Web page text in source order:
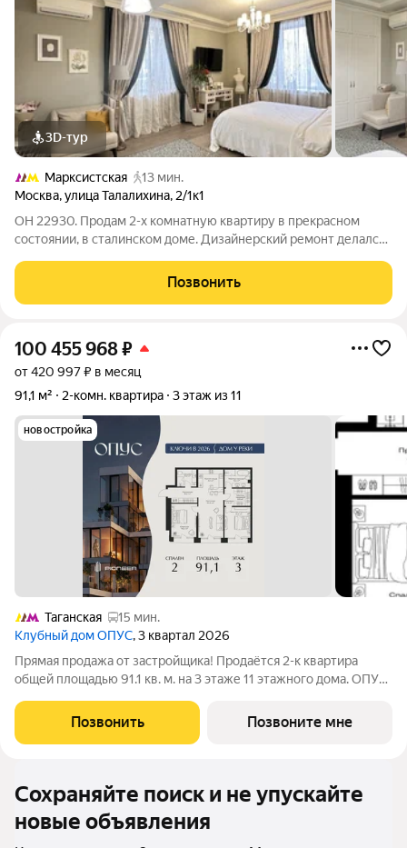
3D-тур
Марксистская
13 мин.
Москва,улица Талалихина, 2/1к1
ОН 22930. Продам 2-х комнатную квартиру в прекрасном
состоянии, в сталинском доме. Дизайнерский ремонт делался
Окна выходят во двор, на две стороны дома. Дом находится на
второй линии ул.
Позвонить
100 455 968₽
от 420 997 ₽ в месяц
91,1 м²
2-комн. квартира 3 этаж из 11
новостройка
Таганская
15 мин.
Клубный дом ОПУС, 3 квартал 2026
Прямая продажа от застройщика! Продаётся 2-к квартира
общей площадью 91.1 кв. м. на 3 этаже 11 этажного дома. ОПУС
проект премиум-класса от девелопера PIONEER с
архитектурной концепцией от
Позвонить Позвоните мне
Сохраняйте поиск и не упускайте
новые объявления